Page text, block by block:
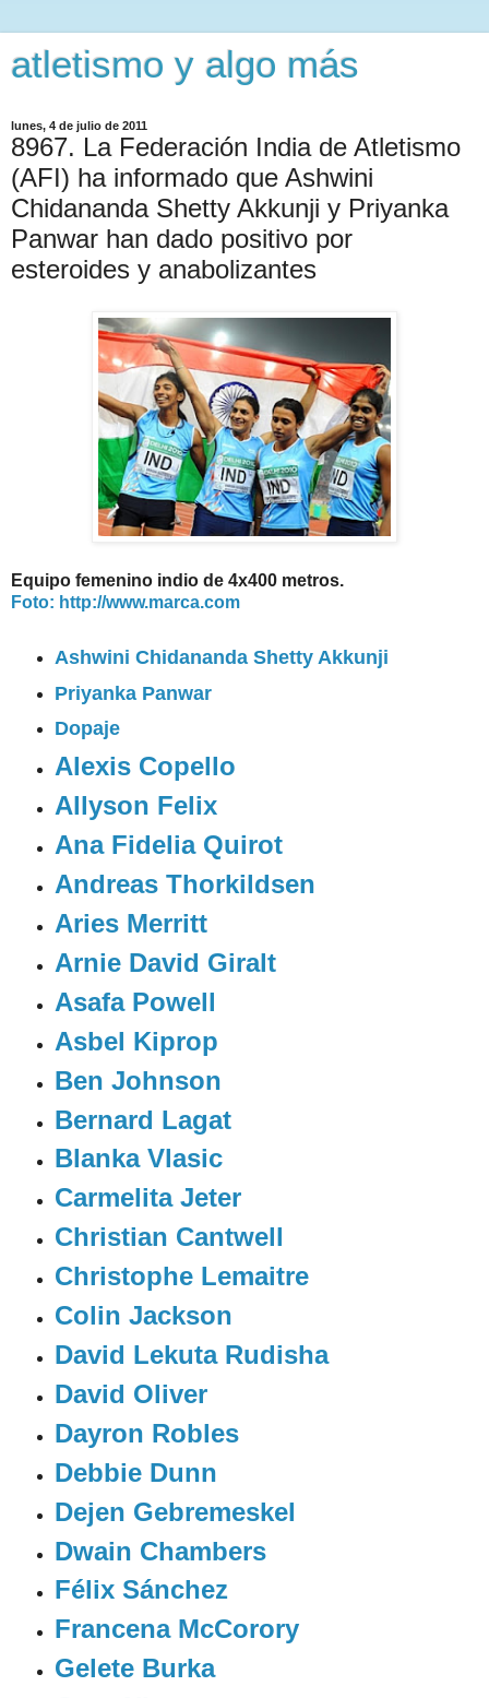
atletismo y algo más
lunes, 4 de julio de 2011
8967. La Federación India de Atletismo
(AFI) ha informado que Ashwini
Chidananda Shetty Akkunji y Priyanka
Panwar han dado positivo por
esteroides y anabolizantes
Equipo femenino indio de 4x400 metros.
Foto: http://www.marca.com
Ashwini Chidananda Shetty Akkunji
Priyanka Panwar
Dopaje
Alexis Copello
Allyson Felix
Ana Fidelia Quirot
Andreas Thorkildsen
Aries Merritt
Arnie David Giralt
Asafa Powell
Asbel Kiprop
Ben Johnson
Bernard Lagat
Blanka Vlasic
Carmelita Jeter
Christian Cantwell
Christophe Lemaitre
Colin Jackson
David Lekuta Rudisha
David Oliver
Dayron Robles
Debbie Dunn
Dejen Gebremeskel
Dwain Chambers
Félix Sánchez
Francena McCorory
Gelete Burka